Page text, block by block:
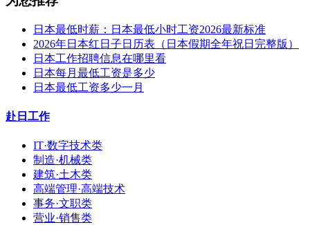
日本最低时薪：日本最低小时工资2026最新标准
2026年日本红日子日历表（日本假期全年祝日完整版）
日本工作招聘信息在哪里看
日本每月最低工资是多少
日本最低工资多少一月
赴日工作
IT·数字技术类
制造·机械类
建筑·土木类
高端管理·高端技术
事务·文职类
营业·销售类